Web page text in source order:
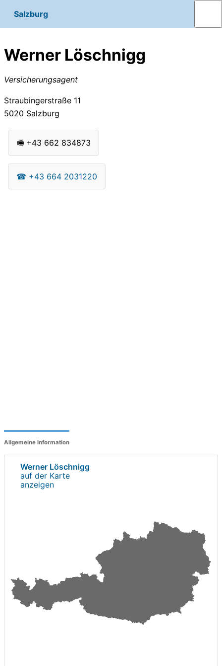
Salzburg
Werner Löschnigg
Versicherungsagent
Straubingerstraße 11
5020 Salzburg
🖷 +43 662 834873
☎ +43 664 2031220
Allgemeine Information
Werner Löschnigg
auf der Karte
anzeigen